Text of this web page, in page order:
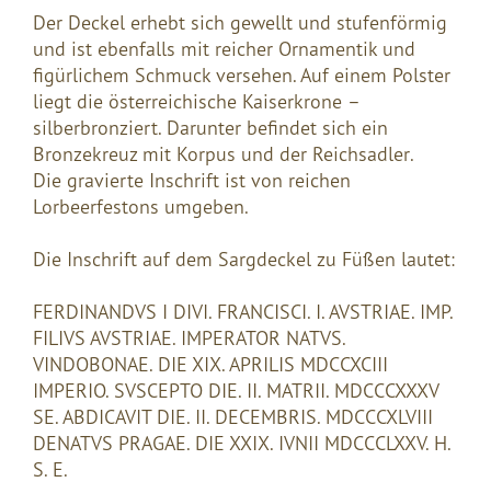
Der Deckel erhebt sich gewellt und stufenförmig
und ist ebenfalls mit reicher Ornamentik und
figürlichem Schmuck versehen. Auf einem Polster
liegt die österreichische Kaiserkrone –
silberbronziert. Darunter befindet sich ein
Bronzekreuz mit Korpus und der Reichsadler.
Die gravierte Inschrift ist von reichen
Lorbeerfestons umgeben.
Die Inschrift auf dem Sargdeckel zu Füßen lautet:
FERDINANDVS I DIVI. FRANCISCI. I. AVSTRIAE. IMP.
FILIVS AVSTRIAE. IMPERATOR NATVS.
VINDOBONAE. DIE XIX. APRILIS MDCCXCIII
IMPERIO. SVSCEPTO DIE. II. MATRII. MDCCCXXXV
SE. ABDICAVIT DIE. II. DECEMBRIS. MDCCCXLVIII
DENATVS PRAGAE. DIE XXIX. IVNII MDCCCLXXV. H.
S. E.